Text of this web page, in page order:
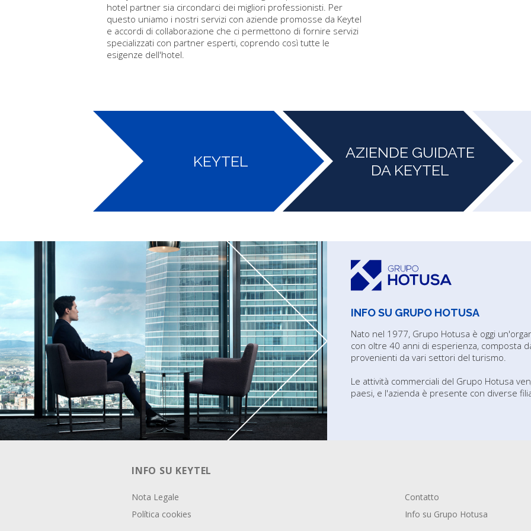
hotel partner sia circondarci dei migliori professionisti. Per
questo uniamo i nostri servizi con aziende promosse da Keytel
e accordi di collaborazione che ci permettono di fornire servizi
specializzati con partner esperti, coprendo così tutte le
esigenze dell'hotel.
KEYTEL
AZIENDE GUIDATE
DA KEYTEL
INFO SU GRUPO HOTUSA
Nato nel 1977, Grupo Hotusa è oggi
con oltre 40 anni di esperienza, composta
provenienti da vari settori del turismo.
Le attività commerciali del Grupo Hotusa
paesi, e l'azienda è presente con diverse
INFO SU KEYTEL
Nota Legale
Política cookies
Contatto
Info su Grupo Hotusa